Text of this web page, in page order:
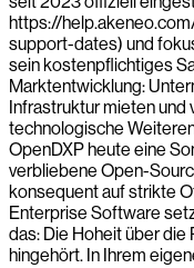
https://
support-dates) und
sein kostenpflichtiges
Marktentwicklung:
Infrastruktur mieten
technologische
OpenDXP heute eine
verbliebene Open-
konsequent auf strikte
Enterprise Software
das: Die Hoheit über
hingehört. In Ihrem